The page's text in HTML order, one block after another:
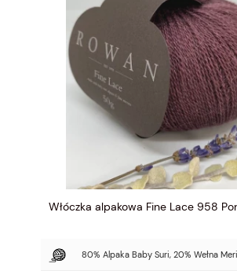
Włóczka alpakowa Fine Lace 958
80% Alpaka Baby Suri, 20% Wełna